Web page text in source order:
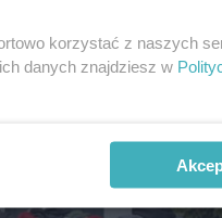
korzystać z naszych
danych znajdziesz w